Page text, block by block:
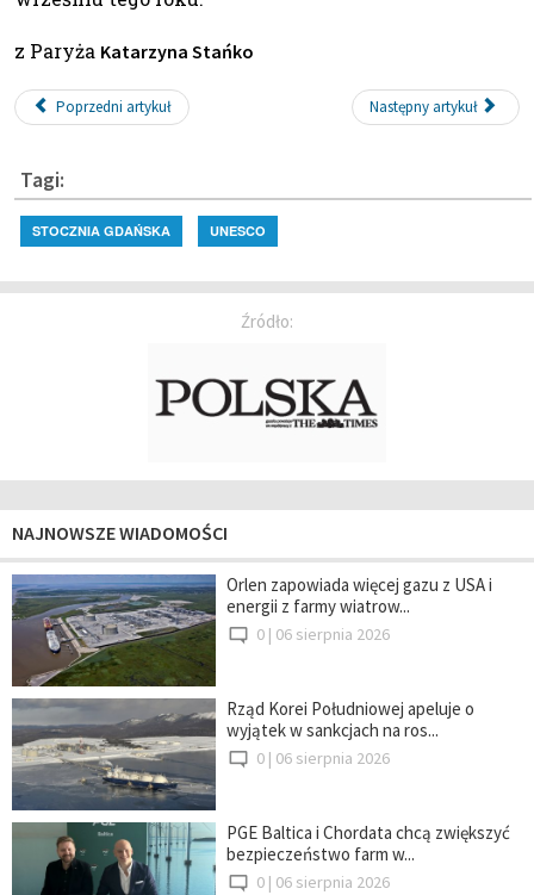
z Paryża Katarzyna Stańko
Poprzedni artykuł Następny artykuł
Tagi:
STOCZNIA GDAŃSKA UNESCO
Źródło:
NAJNOWSZE WIADOMOŚCI
Orlen zapowiada więcej gazu z USA i
energii z farmy wiatrow...
0 | 06 sierpnia 2026
Rząd Korei Południowej apeluje o
wyjątek w sankcjach na ros...
0 | 06 sierpnia 2026
PGE Baltica i Chordata chcą zwiększyć
bezpieczeństwo farm w...
0 | 06 sierpnia 2026